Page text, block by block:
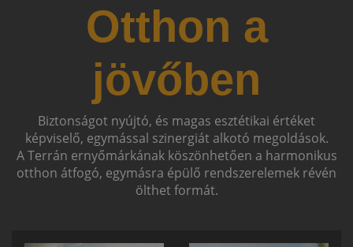
Otthon a
jövőben
Biztonságot nyújtó, és magas esztétikai értéket
képviselő, egymással szinergiát alkotó megoldások.
A Terrán ernyőmárkának köszönhetően a harmonikus
otthon átfogó, egymásra épülő rendszerelemek révén
ölthet formát.